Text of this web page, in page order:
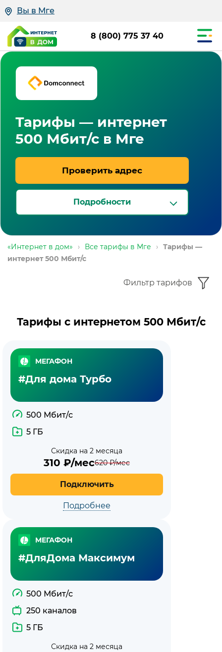
Вы в Мге
8 (800) 775 37 40
Тарифы — интернет
500 Мбит/с в Мге
Проверить адрес
Подробности
«Интернет в дом» › Все тарифы в Мге ›
Тарифы —
интернет 500 Мбит/с
Фильтр тарифов
Тарифы с интернетом 500 Мбит/с
МЕГАФОН
#Для дома Турбо
500 Мбит/с
5 ГБ
Скидка на 2 месяца
310 ₽/мес620₽/мес
Подключить
Подробнее
МЕГАФОН
#ДляДома Максимум
500 Мбит/с
250 каналов
5 ГБ
Скидка на 2 месяца